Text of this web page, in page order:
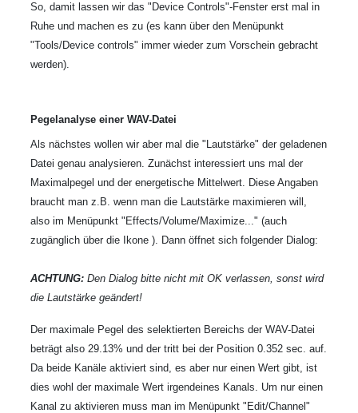
So, damit lassen wir das "Device Controls"-Fenster erst mal in
Ruhe und machen es zu (es kann über den Menüpunkt
"Tools/Device controls" immer wieder zum Vorschein gebracht
werden).
Pegelanalyse einer WAV-Datei
Als nächstes wollen wir aber mal die "Lautstärke" der geladenen
Datei genau analysieren. Zunächst interessiert uns mal der
Maximalpegel und der energetische Mittelwert. Diese Angaben
braucht man z.B. wenn man die Lautstärke maximieren will,
also im Menüpunkt "Effects/Volume/Maximize..." (auch
zugänglich über die Ikone ). Dann öffnet sich folgender Dialog:
ACHTUNG: Den Dialog bitte nicht mit OK verlassen, sonst wird
die Lautstärke geändert!
Der maximale Pegel des selektierten Bereichs der WAV-Datei
beträgt also 29.13% und der tritt bei der Position 0.352 sec. auf.
Da beide Kanäle aktiviert sind, es aber nur einen Wert gibt, ist
dies wohl der maximale Wert irgendeines Kanals. Um nur einen
Kanal zu aktivieren muss man im Menüpunkt "Edit/Channel"